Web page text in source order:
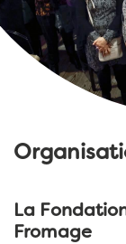
La
Fromage